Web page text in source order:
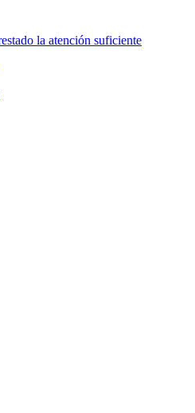
la atención suficiente